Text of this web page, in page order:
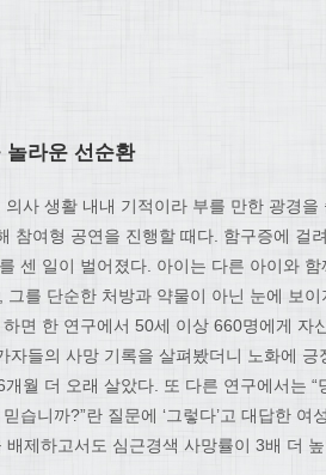
놀라운 선순환
사 생활 내내 기적이라 부를 만한 광경을
참여형 공연을 진행할 때다. 함구증에 걸
센 일이 벌어졌다. 아이는 다른 아이와 함
를 단순한 처방과 약물이 아닌 눈에 보이
면 한 연구에서 50세 이상 660명에게 자
들의 사망 기록을 살펴봤더니 노화에 긍
월 더 오래 살았다. 또 다른 연구에서는 “
습니까?”란 질문에 ‘그렇다’고 대답한 여
제하고서도 심근경색 사망률이 3배 더 높